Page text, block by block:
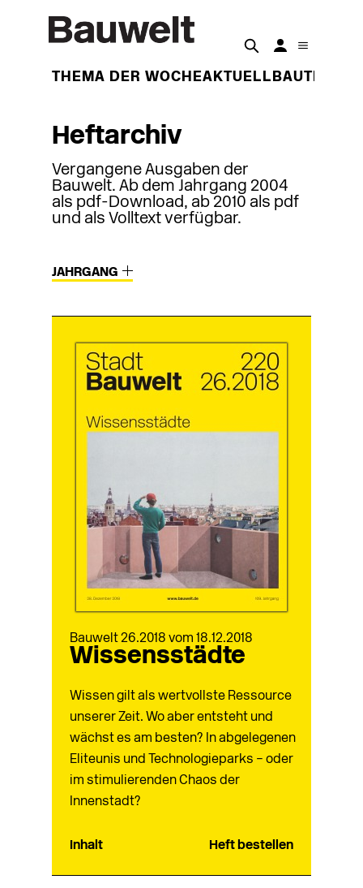
THEMA DER WOCHEAKTUELL BAUTEN
Heftarchiv
Vergangene Ausgaben der
Bauwelt. Ab dem Jahrgang 2004
als pdf-Download, ab 2010 als pdf
und als Volltext verfügbar.
JAHRGANG
Bauwelt 26.2018 vom 18.12.2018
Wissensstädte
Wissen gilt als wertvollste Ressource
unserer Zeit. Wo aber entsteht und
wächst es am besten? In abgelegenen
Eliteunis und Technologieparks – oder
im stimulierenden Chaos der
Innenstadt?
Inhalt Heft bestellen